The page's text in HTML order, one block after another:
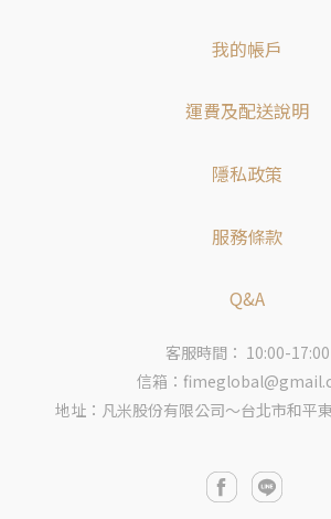
我的帳戶
運費及配送說明
隱私政策
服務條款
Q&A
客服時間： 10:00-17:00
信箱：
地址：凡米股份有限公司～台北市和平